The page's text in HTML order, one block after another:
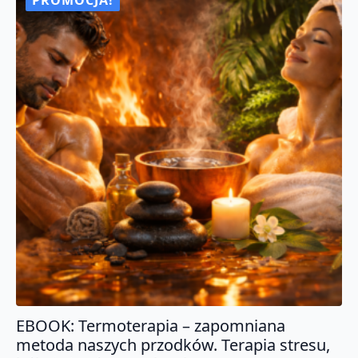
EBOOK: Termoterapia – zapomniana
metoda naszych przodków. Terapia stresu,